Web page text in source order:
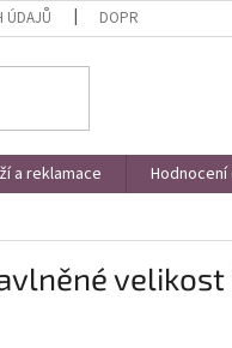
ÚDAJŮ DOPRAVA A PLATBA
a reklamace